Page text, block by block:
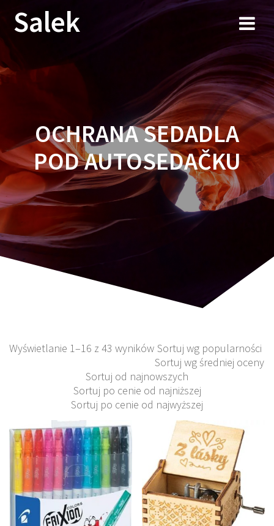
Przejdź
do
Salek
OCHRANA SEDADLA
POD AUTOSEDAČKU
Wyświetlanie 1–16 z 43 wyników Sortuj wg popularności
Sortuj wg średniej oceny
Sortuj od najnowszych
Sortuj po cenie od najniższej
Sortuj po cenie od najwyższej